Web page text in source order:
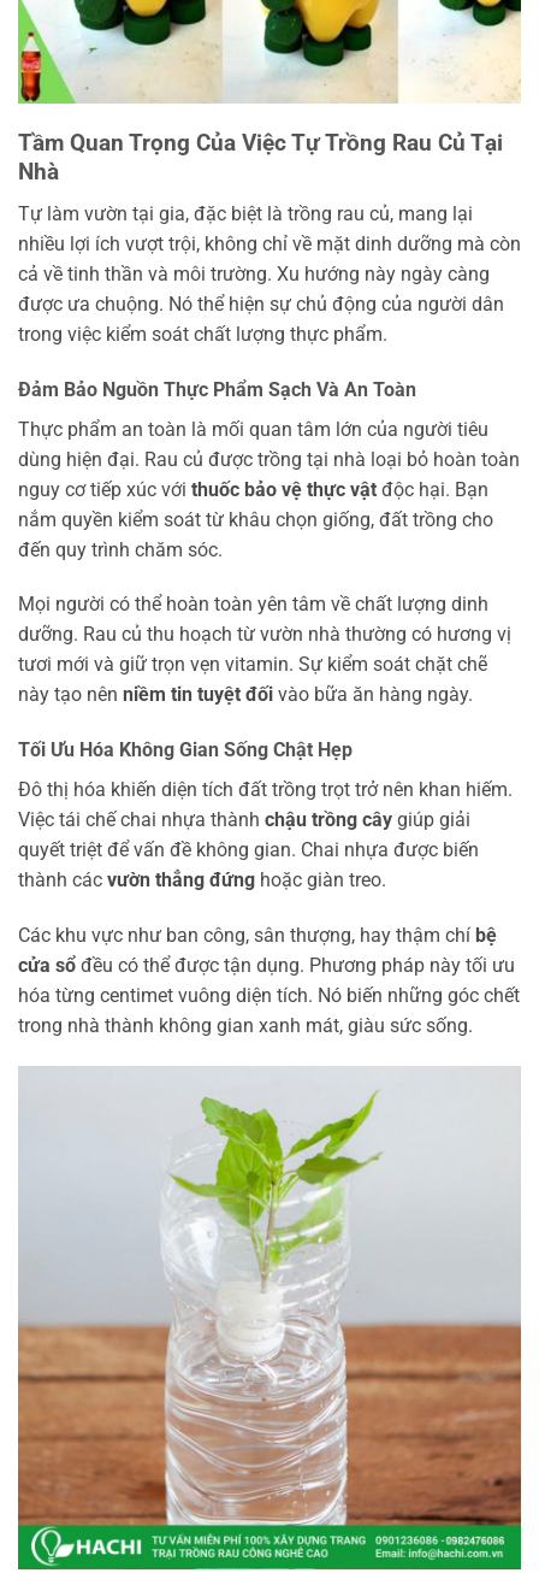
Tầm Quan Trọng Của Việc Tự Trồng Rau Củ Tại
Nhà
Tự làm vườn tại gia, đặc biệt là trồng rau củ, mang lại
nhiều lợi ích vượt trội, không chỉ về mặt dinh dưỡng mà còn
cả về tinh thần và môi trường. Xu hướng này ngày càng
được ưa chuộng. Nó thể hiện sự chủ động của người dân
trong việc kiểm soát chất lượng thực phẩm.
Đảm Bảo Nguồn Thực Phẩm Sạch Và An Toàn
Thực phẩm an toàn là mối quan tâm lớn của người tiêu
dùng hiện đại. Rau củ được trồng tại nhà loại bỏ hoàn toàn
nguy cơ tiếp xúc với thuốc bảo vệ thực vật độc hại. Bạn
nắm quyền kiểm soát từ khâu chọn giống, đất trồng cho
đến quy trình chăm sóc.
Mọi người có thể hoàn toàn yên tâm về chất lượng dinh
dưỡng. Rau củ thu hoạch từ vườn nhà thường có hương vị
tươi mới và giữ trọn vẹn vitamin. Sự kiểm soát chặt chẽ
này tạo nên niềm tin tuyệt đối vào bữa ăn hàng ngày.
Tối Ưu Hóa Không Gian Sống Chật Hẹp
Đô thị hóa khiến diện tích đất trồng trọt trở nên khan hiếm.
Việc tái chế chai nhựa thành chậu trồng cây giúp giải
quyết triệt để vấn đề không gian. Chai nhựa được biến
thành các vườn thẳng đứng hoặc giàn treo.
Các khu vực như ban công, sân thượng, hay thậm chí bệ
cửa sổ đều có thể được tận dụng. Phương pháp này tối ưu
hóa từng centimet vuông diện tích. Nó biến những góc chết
trong nhà thành không gian xanh mát, giàu sức sống.